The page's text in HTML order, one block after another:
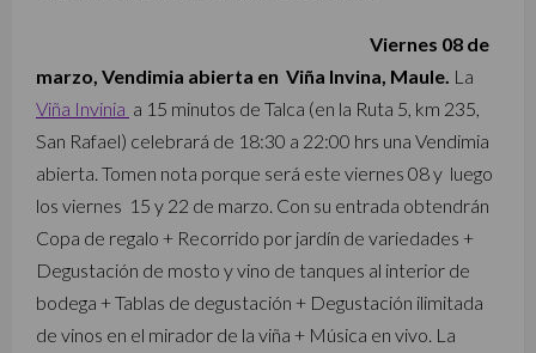
Viernes 08 de
marzo, Vendimia abierta en Viña Invina, Maule. La
Viña Invinia a 15 minutos de Talca (en la Ruta 5, km 235,
San Rafael) celebrará de 18:30 a 22:00 hrs una Vendimia
abierta. Tomen nota porque será este viernes 08 y luego
los viernes 15 y 22 de marzo. Con su entrada obtendrán
Copa de regalo + Recorrido por jardín de variedades +
Degustación de mosto y vino de tanques al interior de
bodega +Tablas de degustación + Degustación ilimitada
de vinos en el mirador de la viña + Música en vivo. La